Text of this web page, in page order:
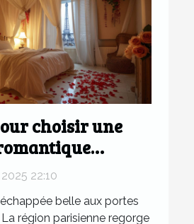
choisir une
région
22:10
belle aux portes
région parisienne regorge